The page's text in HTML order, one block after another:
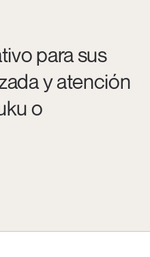
para sus
y atención
o